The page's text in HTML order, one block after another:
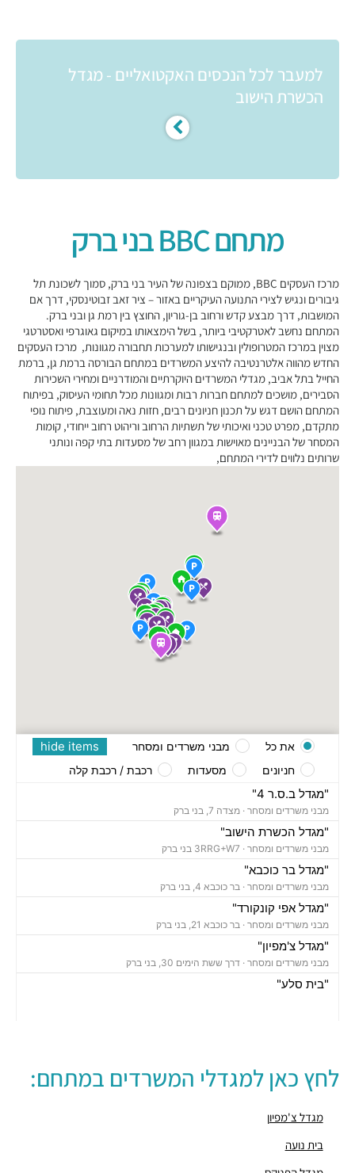
למעבר לכל הנכסים האקטואליים - מגדל
הכשרת הישוב
מתחם BBC בני ברק
מרכז העסקים BBC, ממוקם בצפונה של העיר בני ברק, סמוך לשכונת תל
גיבורים ונגיש לצירי התנועה העיקריים באזור – ציר זאב זבוטינסקי, דרך אם
המושבות, דרך מבצע קדש ורחוב בן-גוריון, החוצץ בין רמת גן ובני ברק.
המתחם נחשב לאטרקטיבי ביותר, בשל הימצאותו במיקום גאוגרפי ואסטרטגי
מצוין במרכז המטרופולין ובנגישותו למערכות תחבורה מגוונות, מרכז העסקים
החדש מהווה אלטרנטיבה להיצע המשרדים במתחם הבורסה ברמת גן, ברמת
החייל בתל אביב, מגדלי המשרדים היוקרתיים והמודרניים ומחירי השכירות
הסבירים, מושכים למתחם חברות רבות ומגוונות מכל תחומי העיסוק, בפיתוח
המתחם הושם דגש על תכנון חניונים רבים, חזות נאה ומעוצבת, פיתוח נופי
מתקדם, מפרט טכני ואיכותי של תשתיות הרחוב וריהוט רחוב ייחודי, קומות
המסחר של הבניינים מאוישות במגוון רחב של מסעדות בתי קפה ונותני
שרותים נלווים לדירי המתחם,
"מגדל ב.ס.ר 4"
מבני משרדים ומסחר · מצדה 7, בני ברק
"מגדל הכשרת הישוב"
מבני משרדים ומסחר ·
"מגדל בר כוכבא"
מבני משרדים ומסחר · בר כוכבא 4, בני ברק
"מגדל אפי קונקורד"
מבני משרדים ומסחר · בר כוכבא 21, בני ברק
"מגדל צ'מפיון"
מבני משרדים ומסחר · דרך ששת הימים 30, בני ברק
"בית סלע"
מבני משרדים ומסחר ·בר כוכבא 9, בני ברק
מבני משרדים ומסחר ·
מבני משרדים ומסחר ·
hide items את כל
מבני משרדים ומסחר
חניונים
מסעדות רכבת / רכבת קלה
לחץ כאן למגדלי המשרדים במתחם:
מגדל צ'מפיון
בית נועה